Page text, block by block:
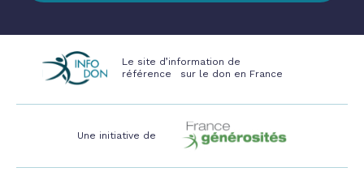
Le site d’information de
référence sur le don en France
Une initiative de